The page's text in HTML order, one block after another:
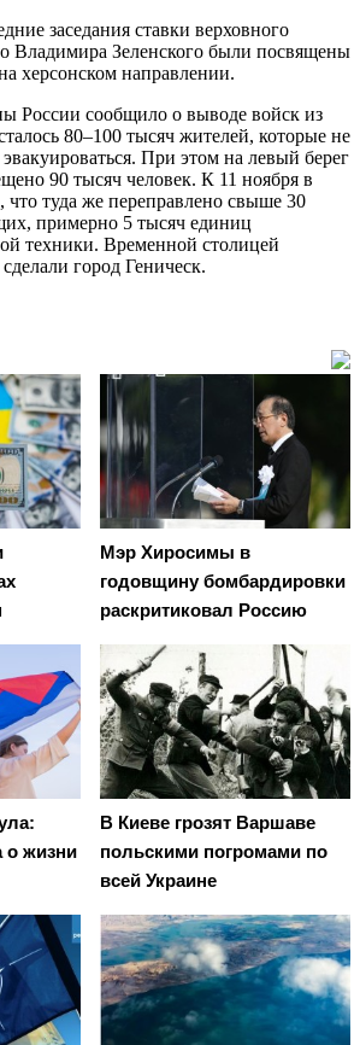
заседания ставки верховного
Владимира Зеленского были посвящены
херсонском направлении.
России сообщило о выводе войск из
80–100 тысяч жителей, которые не
При этом на левый берег
90 тысяч человек. К 11 ноября в
что туда же переправлено свыше 30
примерно 5 тысяч единиц
техники. Временной столицей
город Геническ.
Мэр Хиросимы в
годовщину бомбардировки
раскритиковал Россию
о жизни
В Киеве грозят Варшаве
польскими погромами по
всей Украине